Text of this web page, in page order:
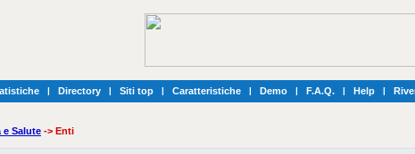
| Directory | Siti top | Caratteristiche | Demo | F.A.Q. | Help |
e Salute -> Enti